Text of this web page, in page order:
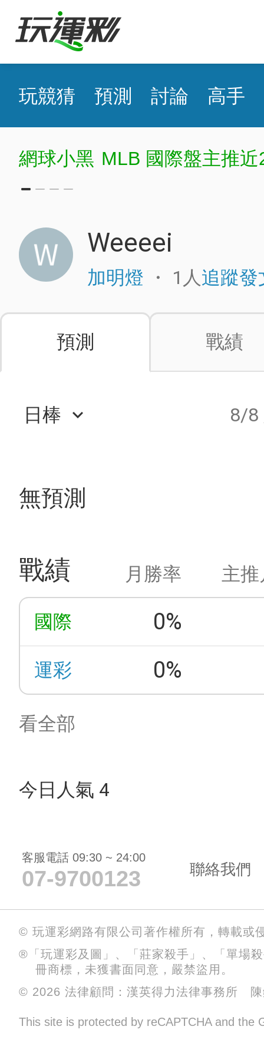
玩競猜 預測 討論 高手
網球小黑 MLB 國際盤主推
Weeeei
加明燈 ・ 1人追蹤發
預測 戰績
日棒 keyboard_arrow_down 8/8
無預測
戰績 月勝率 主
國際 0%
運彩 0%
看全部
今日人氣 4
客服電話 09:30 ~ 24:00
07-9700123 聯絡我們
© 玩運彩網路有限公司著作權所有，轉載或
®「玩運彩及圖」、「莊家殺手」、「單場
冊商標，未獲書面同意，嚴禁盜用。
© 2026 法律顧問：漢英得力法律事務所 陳
This site is protected by reCAPTCHA and the